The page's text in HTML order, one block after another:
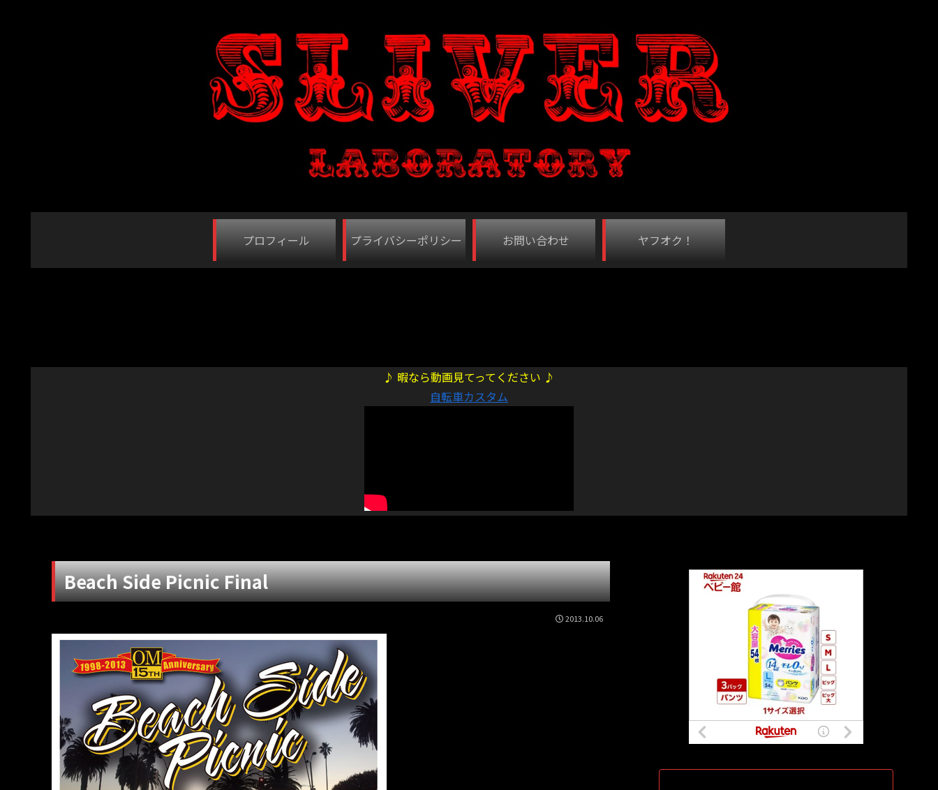
プロフィール プライバシーポリシー お問い合わせ ヤフオク！
♪ 暇なら動画見てってください ♪
自転車カスタム
Beach Side Picnic Final
2013.10.06